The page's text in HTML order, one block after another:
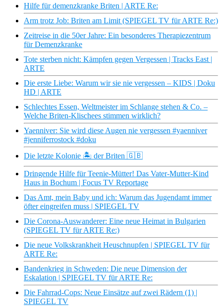
Hilfe für demenzkranke Briten | ARTE Re:
Arm trotz Job: Briten am Limit (SPIEGEL TV für ARTE Re:)
Zeitreise in die 50er Jahre: Ein besonderes Therapiezentrum
für Demenzkranke
Tote sterben nicht: Kämpfen gegen Vergessen | Tracks East |
ARTE
Die erste Liebe: Warum wir sie nie vergessen – KIDS | Doku
HD | ARTE
Schlechtes Essen, Weltmeister im Schlange stehen & Co. –
Welche Briten-Klischees stimmen wirklich?
Yaenniver: Sie wird diese Augen nie vergessen #yaenniver
#jenniferrostock #doku
Die letzte Kolonie 🏝 der Briten 🇬🇧
Dringende Hilfe für Teenie-Mütter! Das Vater-Mutter-Kind
Haus in Bochum | Focus TV Reportage
Das Amt, mein Baby und ich: Warum das Jugendamt immer
öfter eingreifen muss | SPIEGEL TV
Die Corona-Auswanderer: Eine neue Heimat in Bulgarien
(SPIEGEL TV für ARTE Re:)
Die neue Volkskrankheit Heuschnupfen | SPIEGEL TV für
ARTE Re:
Bandenkrieg in Schweden: Die neue Dimension der
Eskalation | SPIEGEL TV für ARTE Re:
Die Fahrrad-Cops: Neue Einsätze auf zwei Rädern (1) |
SPIEGEL TV